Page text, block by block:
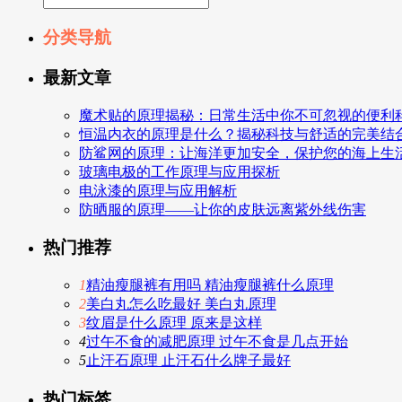
分类导航
最新文章
魔术贴的原理揭秘：日常生活中你不可忽视的便利
恒温内衣的原理是什么？揭秘科技与舒适的完美结
防鲨网的原理：让海洋更加安全，保护您的海上生
玻璃电极的工作原理与应用探析
电泳漆的原理与应用解析
防晒服的原理——让你的皮肤远离紫外线伤害
热门推荐
1精油瘦腿裤有用吗 精油瘦腿裤什么原理
2美白丸怎么吃最好 美白丸原理
3纹眉是什么原理 原来是这样
4过午不食的减肥原理 过午不食是几点开始
5止汗石原理 止汗石什么牌子最好